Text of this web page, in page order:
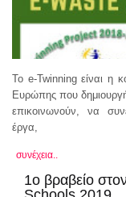
To e-Twinning είναι η
Ευρώπης που
επικοινωνούν, να
έργα,
συνέχεια..
1ο βραβείο